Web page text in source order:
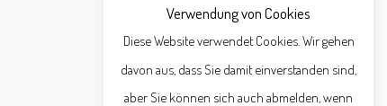
Verwendung von Cookies
Diese Website verwendet Cookies. Wir gehen
davon aus, dass Sie damit einverstanden sind,
aber Sie können sich auch abmelden, wenn